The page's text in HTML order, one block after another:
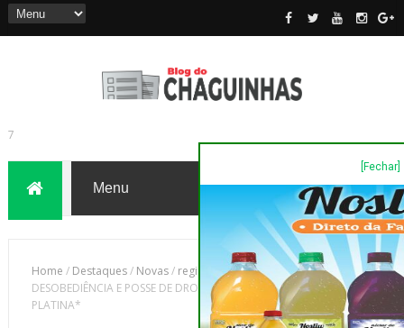
7
Home / Destaques/ Novas/ região / MOTOCICLISTA É DETIDO POR
DESOBEDIÊNCIA E POSSE DE DROGAS EM SANTO ANTÔNIO DA
PLATINA*